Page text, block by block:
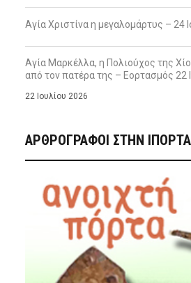
Αγία Χριστίνα η μεγαλομάρτυς – 24
Αγία Μαρκέλλα, η Πολιούχος της
από τον πατέρα της – Εορτασμός 22
22 Ιουλίου 2026
ΑΡΘΡΟΓΡΑΦΟΙ ΣΤΗΝ IΠΟΡΤΑ